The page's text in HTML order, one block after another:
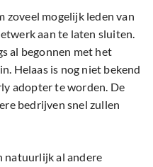
zoveel mogelijk leden van
aan te laten sluiten.
al begonnen met het
Helaas is nog niet bekend
adopter te worden. De
bedrijven snel zullen
natuurlijk al andere